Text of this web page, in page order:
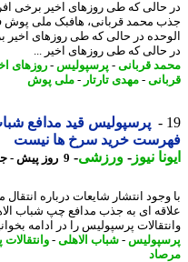
که طی روزهای اخیر برخی افراد
محمد قربانی، هافبک ملی پوش
در حالی که طی روزهای اخیر
که طی روزهای اخیر ...
قربانی -پرسپولیس-روزهای اخیر -
-مهدی تارتار- ملی پوش
پرسپولیس قید مدافع شباب
خرید سرخ ها نیست
نیوز-ورزشی-9 روز پیش - جمعه 9 مرداد 1405، 00:21
انتشار شایعات درباره انتقال
ای به جذب مدافع چپ شباب الاهلی
پرسپولیس را در ادامه بخوانید.
-شباب الاهلی-وانتقالات